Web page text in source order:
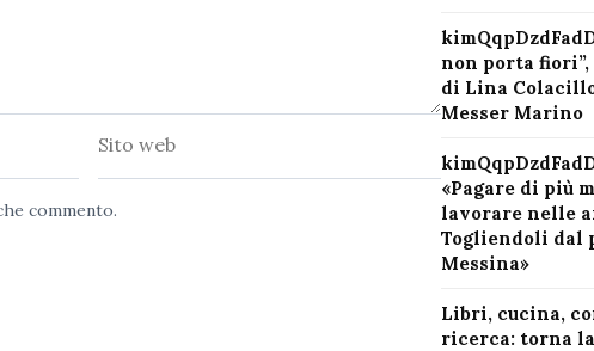
commento.
non porta
di Lina
Messer Marino
«Pagare di più
lavorare nelle
Togliendoli dal
Messina»
Libri, cucina,
ricerca: torna